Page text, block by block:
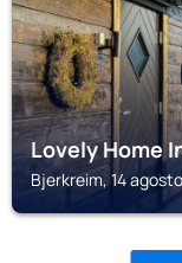
Lovely Home
Bjerkreim, 14